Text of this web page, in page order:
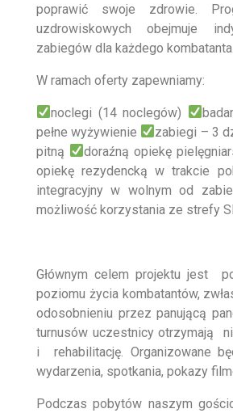
poprawić swoje zdrowie.
uzdrowiskowych obejmuje
zabiegów dla każdego kombatanta.
W ramach oferty zapewniamy:
noclegi (14 noclegów)
pełne wyżywienie
zabiegi – 3
pitną
doraźną opiekę
opiekę rezydencką w trakcie
integracyjny w wolnym od
możliwość korzystania ze strefy
Głównym celem projektu jest
poziomu życia kombatantów,
odosobnieniu przez panującą
turnusów uczestnicy otrzymają
i rehabilitację. Organizowane
wydarzenia, spotkania, pokazy
Podczas pobytów naszym